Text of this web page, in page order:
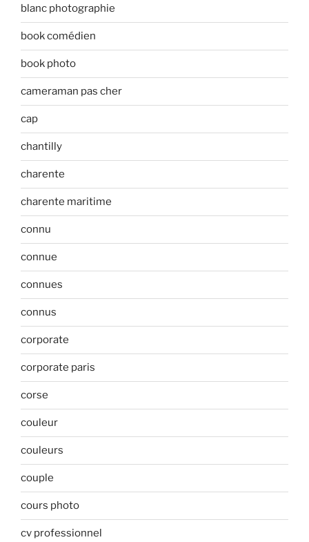
blanc photographie
book comédien
book photo
cameraman pas cher
cap
chantilly
charente
charente maritime
connu
connue
connues
connus
corporate
corporate paris
corse
couleur
couleurs
couple
cours photo
cv professionnel